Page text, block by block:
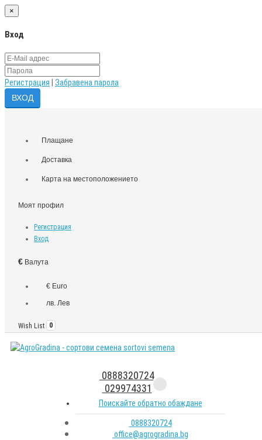
×
Вход
Регистрация Забравена парола
Плащане
Доставка
Карта на местоположението
Моят профил
Регистрация
Вход
€ Валута
€ Euro
лв. Лев
Wish List 0
0888320724
029974331
Поискайте обратно обаждане
0888320724
office@agrogradina.bg